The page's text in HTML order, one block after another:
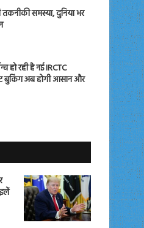
समस्या, दुनिया भर
हो रही है नई IRCTC
बुकिंग अब होगी आसान और